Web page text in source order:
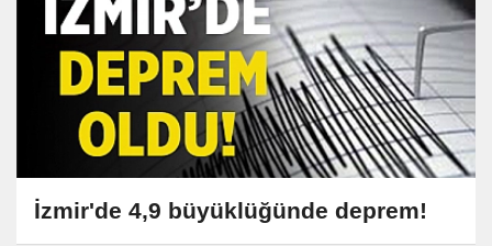
İzmir'de 4,9 büyüklüğünde deprem!